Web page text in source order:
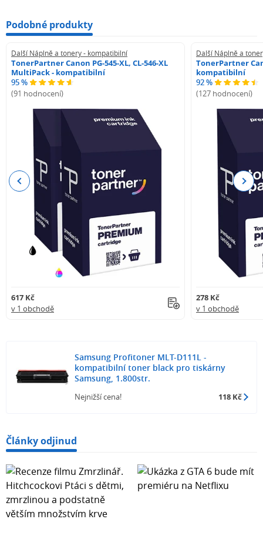
- Samsung Xpress M2020
- Samsung Xpress M2078W
Podobné produkty
Další Náplně a tonery - kompatibilní
TonerPartner Canon PG-545-XL, CL-546-XL
MultiPack - kompatibilní
95 %
(91 hodnocení)
617 Kč
v 1 obchodě
Další Náplně a
TonerPartner
kompatibilní
92 %
(127 hodnocení)
278 Kč
v 1 obchodě
Previous Next
Samsung Profitoner MLT-D111L -
kompatibilní toner black pro tiskárny
Samsung, 1.800str.
Nejnižší cena! 118 Kč
Články odjinud